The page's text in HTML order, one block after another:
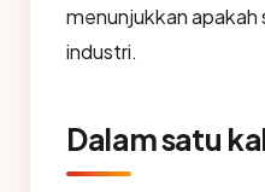
menunjukkan
industri.
Dalam satu